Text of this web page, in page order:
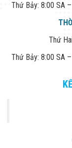
Thứ Bảy: 8:00 SA
Thứ
Thứ Bảy: 8:00 SA